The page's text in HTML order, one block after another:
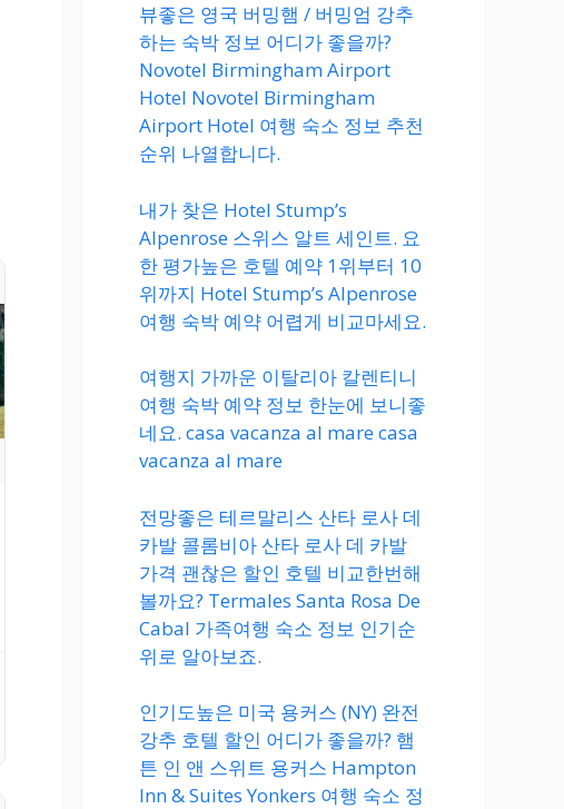
뷰좋은 영국 버밍햄 / 버밍엄 강추
하는 숙박 정보 어디가 좋을까?
Novotel Birmingham Airport
Hotel Novotel Birmingham
Airport Hotel 여행 숙소 정보 추천
순위 나열합니다.
내가 찾은 Hotel Stump’s
Alpenrose 스위스 알트 세인트. 요
한 평가높은 호텔 예약 1위부터 10
위까지 Hotel Stump’s Alpenrose
여행 숙박 예약 어렵게 비교마세요.
여행지 가까운 이탈리아 칼렌티니
여행 숙박 예약 정보 한눈에 보니좋
네요. casa vacanza al mare casa
vacanza al mare
전망좋은 테르말리스 산타 로사 데
카발 콜롬비아 산타 로사 데 카발
가격 괜찮은 할인 호텔 비교한번해
볼까요? Termales Santa Rosa De
Cabal 가족여행 숙소 정보 인기순
위로 알아보죠.
인기도높은 미국 용커스 (NY) 완전
강추 호텔 할인 어디가 좋을까? 햄
튼 인 앤 스위트 용커스 Hampton
Inn & Suites Yonkers 여행 숙소 정